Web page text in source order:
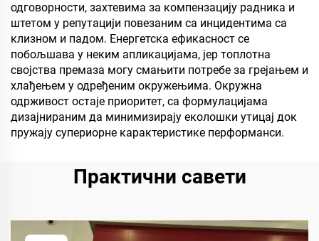
одговорности, захтевима за компензацију радника и
штетом у репутацији повезаним са инцидентима са
клизном и падом. Енергетска ефикасност се
побољшава у неким апликацијама, јер топлотна
својства премаза могу смањити потребе за грејањем и
хлађењем у одређеним окружењима. Окружна
одрживост остаје приоритет, са формулацијама
дизајнираним да минимизирају еколошки утицај док
пружају супериорне карактеристике перформанси.
Практични савети